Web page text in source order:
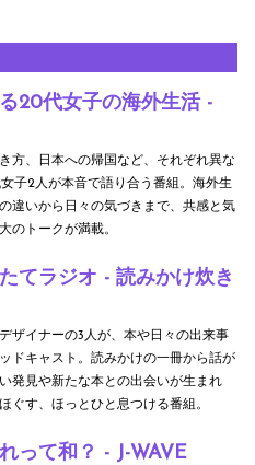
20代女子の海外生活 -
方、日本への帰国など、それぞれ異な
子2人が本音で語り合う番組。海外生
違いから日々の気づきまで、共感と気
のトークが満載。
てラジオ - 読みかけ炊き
ザイナーの3人が、本や日々の出来事
ドキャスト。読みかけの一冊から話が
発見や新たな本との出会いが生まれ
ぐす、ほっとひと息つける番組。
って和？ - J-WAVE